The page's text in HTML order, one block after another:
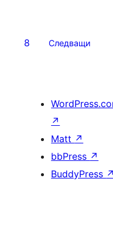
8 Следващи
↗
Matt ↗
bbPress ↗
BuddyPress ↗